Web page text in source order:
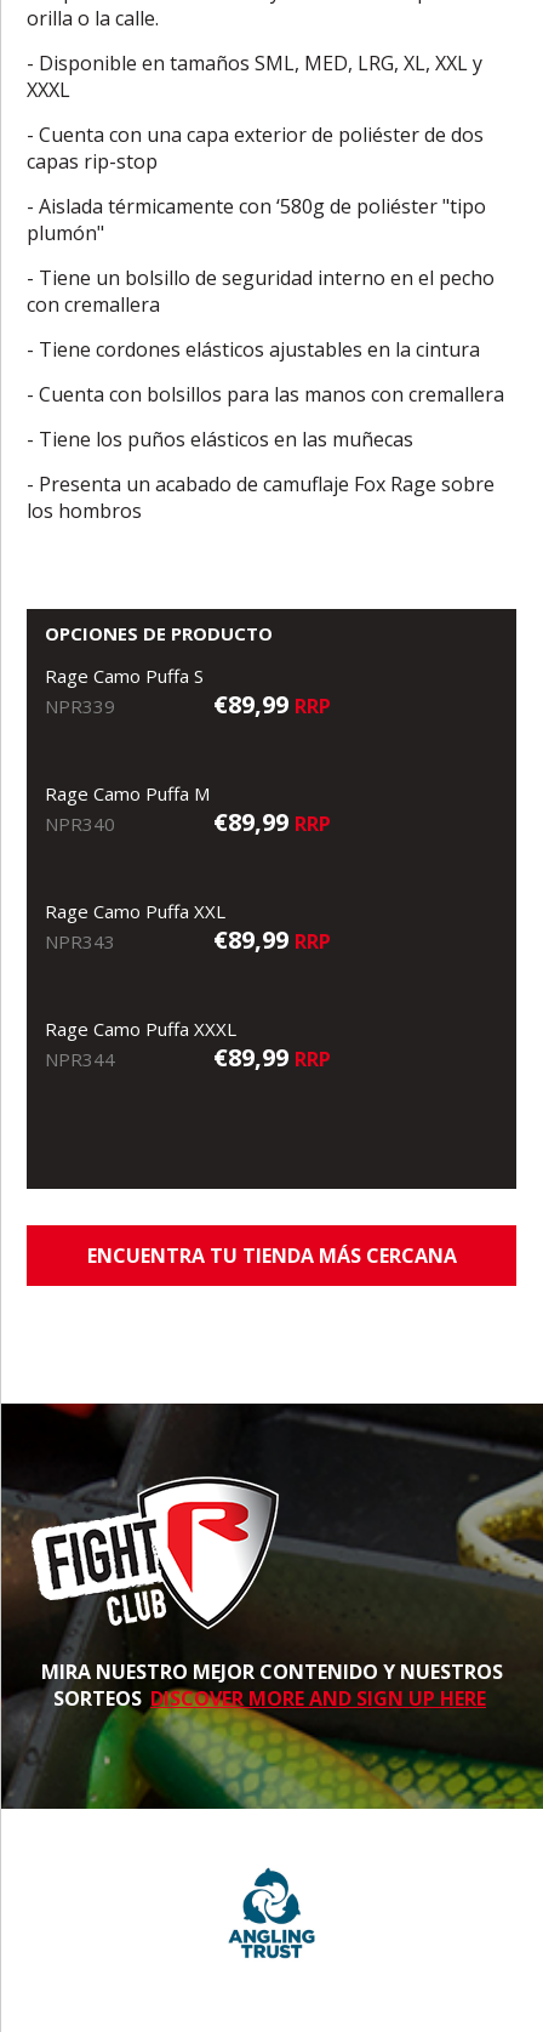
orilla o la calle.
- Disponible en tamaños SML, MED, LRG, XL, XXL y
XXXL
- Cuenta con una capa exterior de poliéster de dos
capas rip-stop
- Aislada térmicamente con ‘580g de poliéster "tipo
plumón"
- Tiene un bolsillo de seguridad interno en el pecho
con cremallera
- Tiene cordones elásticos ajustables en la cintura
- Cuenta con bolsillos para las manos con cremallera
- Tiene los puños elásticos en las muñecas
- Presenta un acabado de camuflaje Fox Rage sobre
los hombros
OPCIONES DE PRODUCTO
Rage Camo Puffa S
NPR339
€89,99 RRP
Rage Camo Puffa M
NPR340
€89,99 RRP
Rage Camo Puffa XXL
NPR343
€89,99 RRP
Rage Camo Puffa XXXL
NPR344
€89,99 RRP
ENCUENTRA TU TIENDA MÁS CERCANA
MIRA NUESTRO MEJOR CONTENIDO Y NUESTROS
SORTEOS DISCOVER MORE AND SIGN UP HERE